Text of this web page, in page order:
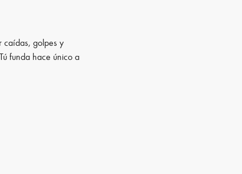
caídas, golpes y
funda hace único a